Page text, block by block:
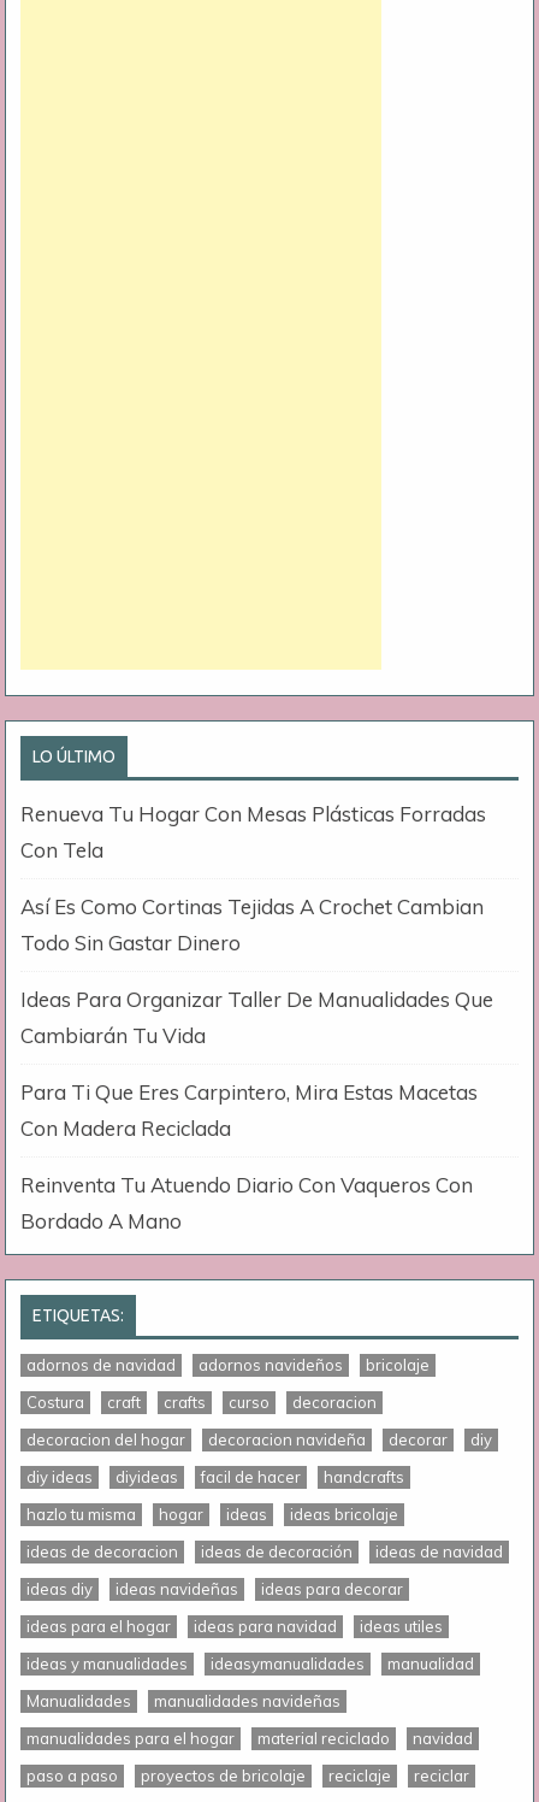
LO ÚLTIMO
Renueva Tu Hogar Con Mesas Plásticas Forradas
Con Tela
Así Es Como Cortinas Tejidas A Crochet Cambian
Todo Sin Gastar Dinero
Ideas Para Organizar Taller De Manualidades Que
Cambiarán Tu Vida
Para Ti Que Eres Carpintero, Mira Estas Macetas
Con Madera Reciclada
Reinventa Tu Atuendo Diario Con Vaqueros Con
Bordado A Mano
ETIQUETAS:
adornos de navidad adornos navideños
bricolaje
Costura
craft crafts curso
decoracion
decoracion del hogar
decoracion navideña decorar
diy
diy ideas
diyideas facil de hacer
handcrafts
hazlo tu misma
hogar ideas
ideas bricolaje
ideas de decoracion
ideas de decoración
ideas de navidad
ideas diy
ideas navideñas
ideas para decorar
ideas para el hogar
ideas para navidad
ideas utiles
ideas y manualidades
ideasymanualidades
manualidad
Manualidades
manualidades navideñas
manualidades para el hogar
material reciclado
navidad
paso a paso
proyectos de bricolaje reciclaje reciclar